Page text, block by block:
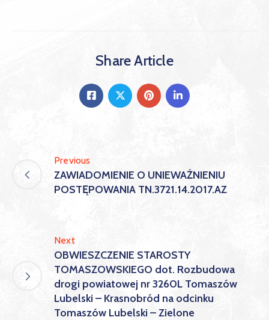
Share Article
Previous
ZAWIADOMIENIE O UNIEWAŻNIENIU
POSTĘPOWANIA TN.3721.14.2017.AZ
Next
OBWIESZCZENIE STAROSTY
TOMASZOWSKIEGO dot. Rozbudowa
drogi powiatowej nr 3260L Tomaszów
Lubelski – Krasnobród na odcinku
Tomaszów Lubelski – Zielone